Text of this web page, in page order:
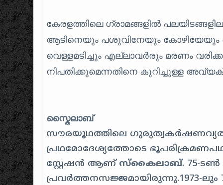
കേരളത്തിലെ ഗ്രാമങ്ങളിൽ
ആടിനെയും പശുവിനേയും കോഴിയേയും
വെള്ളമടിച്ചും എല്ലാവർരും മരണം
നിപതിക്കുമെന്നതിനെ കുറിച്ചുള്ള
സ്കൈലാബ്
സൗരയൂഥത്തിലെ
പ്രഥമോദേശ്യത്തോടെ
സ്റ്റേഷൻ ആണ് സ്കൈലാബ്. 75-
പ്രവർത്തനസജ്ജമായിരുന്നു.1973-